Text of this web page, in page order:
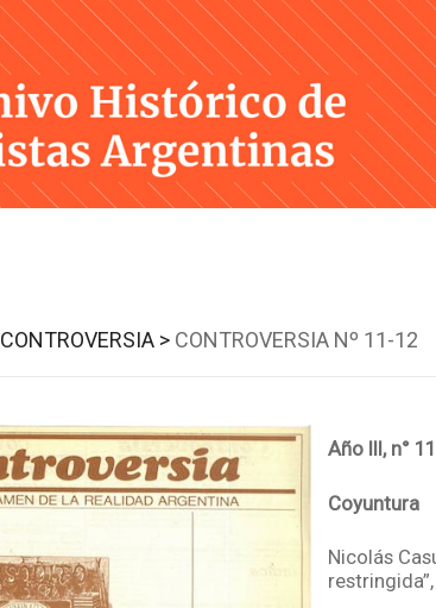
Skip
to
content
CONTROVERSIA > CONTROVERSIA Nº 11-12
Año III, n°
Coyuntura
Nicolás
restringida”,